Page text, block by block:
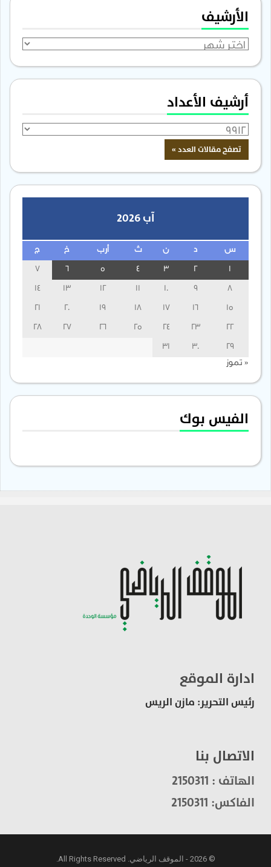
الأرشيف
الأرشيف
أرشيف الأعداد
آب 2026
س ن ث أرب خ ج
3
13
14
15
16
17
18
19
20
21
22
23
24
25
26
27
28
29
30
31
« تموز
الفيس بوك
ادارة الموقع
رئيس التحرير: مازن الريس
الاتصال بنا
الهاتف : 2150311
الفاكس: 2150311
© 2026 - الموقف الرياضي. All Rights Reserved.